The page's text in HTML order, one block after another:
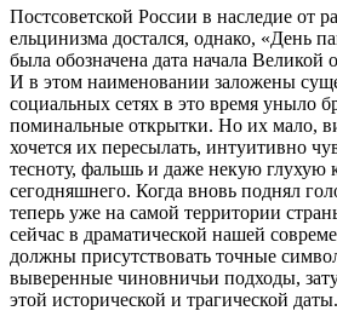
Постсоветской России в наследие от
ельцинизма достался, однако, «День
была обозначена дата начала Великой
И в этом наименовании заложены
социальных сетях в это время уныло
поминальные открытки. Но их мало,
хочется их пересылать, интуитивно
тесноту, фальшь и даже некую глухую
сегодняшнего. Когда вновь поднял
теперь уже на самой территории
сейчас в драматической нашей
должны присутствовать точные
выверенные чиновничьи подходы,
этой исторической и трагической даты.